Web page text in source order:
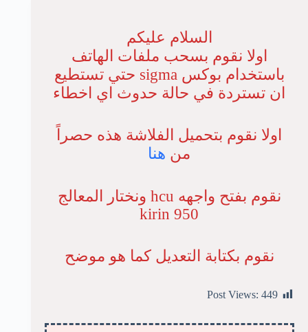
السلام عليكم
اولا نقوم بسحب ملفات الهاتف
باستخدام بوكس sigma حتي تستطيع
ان تستردة في حالة حدوث اي اخطاء
اولا نقوم بتحميل الفلاشة هذه حصراً
من هنا
نقوم بفتح واجهه hcu ونختار المعالج
kirin 950
نقوم بكتابة التعديل كما هو موضح
Post Views: 449